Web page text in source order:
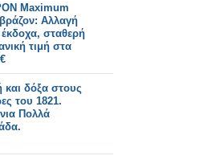
Maximum
Αλλαγή
σταθερή
τιμή στα
και δόξα στους
του 1821.
Πολλά